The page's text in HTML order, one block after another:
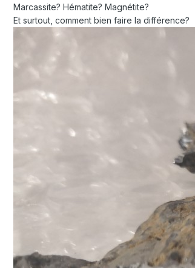
Marcassite? Hématite? Magnétite?
Et surtout, comment bien faire la différence?